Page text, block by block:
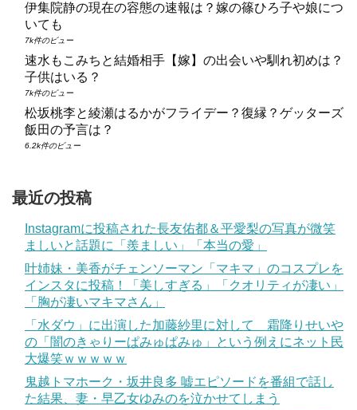
伊集院静の現在の容態の速報は？嫁の篠ひろ子や娘につ
いても
7k件のビュー
速水もこみちと結婚相手【嫁】の出会いや馴れ初めは？
子供はいる？
7k件のビュー
松坂桃李と綾瀬はるかがフライデー？復縁？ゲッターズ
飯田の予言は？
6.2k件のビュー
最近の投稿
Instagramに投稿された長友佑都＆平愛梨の写真が微笑
ましいと話題に「羨ましい」「本当の愛」
叶姉妹・美香がチェンソーマン「マキマ」のコスプレを
インスタに投稿！「美しすぎる」「クオリティが凄い」
「胸が凄いマキマさん」
「水ダウ」に出演した加藤紗里に対して 霜降りせいや
の「闇のきゃりーぱみゅぱみゅ」という例えにネット民
大爆笑ｗｗｗｗｗ
鬼越トマホーク・坂井良多 嘘エピソードを番組で話し
た結果、妻・早乙女ゆみのを泣かせてしまう